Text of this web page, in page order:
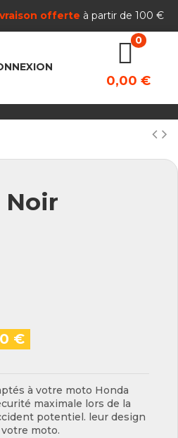
offerte à partir de 100 €
0,00 €
Noir
€
à votre moto Honda
maximale lors de la
potentiel. leur design
moto.